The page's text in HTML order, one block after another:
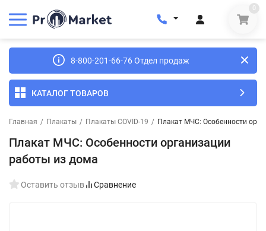
0
8-800-201-66-76 Отдел продаж
КАТАЛОГ ТОВАРОВ
Главная / Плакаты / Плакаты COVID-19 / Плакат МЧС: Особенности
Плакат МЧС: Особенности организации
работы из дома
Оставить отзыв Сравнение